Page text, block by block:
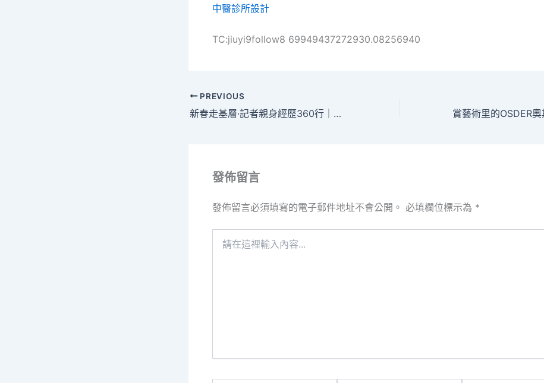
中醫診所設計
TC:jiuyi9follow8 69949437272930.08256940
PREVIOUS
新春走基層·記者親身經歷360行｜和移平易近治理差人一路，守護“海JIUYI俱意室內設計上國門”
發佈留言
發佈留言必須填寫的電子郵件地址不會公開。 必填欄位標示為 *